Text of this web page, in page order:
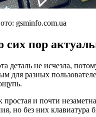
gsminfo.com.ua
сих пор
деталь не исчезла,
для разных
и почти
но без них клавиатура